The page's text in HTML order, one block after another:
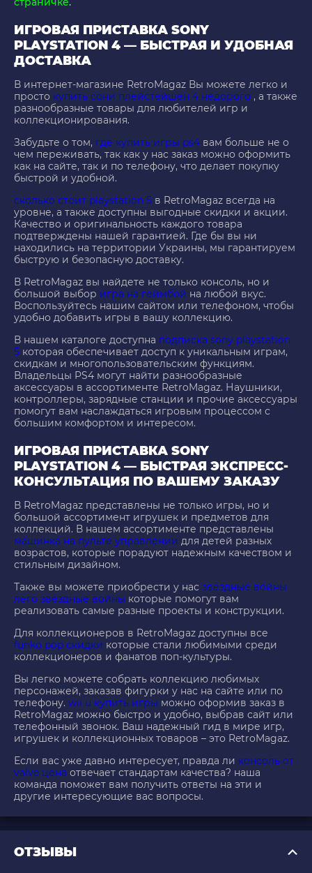
ИГРОВАЯ ПРИСТАВКА SONY
PLAYSTATION 4 — БЫСТРАЯ И УДОБНАЯ
ДОСТАВКА
В интернет-магазине RetroMagaz Вы можете легко и
просто купить сони плейстейшен 4 недорого , а также
разнообразные товары для любителей игр и
коллекционирования.
Забудьте о том, где купить игры ps4 вам больше не о
чем переживать, так как у нас заказ можно оформить
как на сайте, так и по телефону, что делает покупку
быстрой и удобной.
сколько стоит playstation 5 в RetroMagaz всегда на
уровне, а также доступны выгодные скидки и акции.
Качество и оригинальность каждого товара
подтверждены нашей гарантией. Где бы вы ни
находились на территории Украины, мы гарантируем
быструю и безопасную доставку.
В RetroMagaz вы найдете не только консоль, но и
большой выбор игра на геймбой на любой вкус.
Воспользуйтесь нашим сайтом или телефоном, чтобы
удобно добавить игры в вашу коллекцию.
В нашем каталоге доступна подписка sony playstation
5 которая обеспечивает доступ к уникальным играм,
скидкам и многопользовательским функциям.
Владельцы PS4 могут найти разнообразные
аксессуары в ассортименте RetroMagaz. Наушники,
контроллеры, зарядные станции и прочие аксессуары
помогут вам наслаждаться игровым процессом с
большим комфортом и интересом.
ИГРОВАЯ ПРИСТАВКА SONY
PLAYSTATION 4 — БЫСТРАЯ ЭКСПРЕСС-
КОНСУЛЬТАЦИЯ ПО ВАШЕМУ ЗАКАЗУ
В RetroMagaz представлены не только игры, но и
большой ассортимент игрушек и предметов для
коллекций. В нашем ассортименте представлены
машинка на пульте управлении для детей разных
возрастов, которые порадуют надежным качеством и
стильным дизайном.
Также вы можете приобрести у нас звёздные войны
лего звёздные войны которые помогут вам
реализовать самые разные проекты и конструкции.
Для коллекционеров в RetroMagaz доступны все
funko pop скидки которые стали любимыми среди
коллекционеров и фанатов поп-культуры.
Вы легко можете собрать коллекцию любимых
персонажей, заказав фигурки у нас на сайте или по
телефону. wii u купить игры можно оформив заказ в
RetroMagaz можно быстро и удобно, выбрав сайт или
телефонный звонок. Ваш надежный гид в мире игр,
игрушек и коллекционных товаров – это RetroMagaz.
Если вас уже давно интересует, правда ли консоль от
valve цена отвечает стандартам качества? наша
команда поможет вам получить ответы на эти и
другие интересующие вас вопросы.
ОТЗЫВЫ